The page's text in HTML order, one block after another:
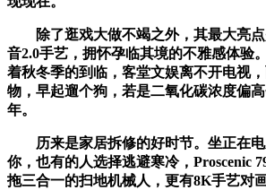
除了逛戏大做不竭之外，其最大亮点
音2.0手艺，拥怀孕临其境的不雅感体验
着秋冬季的到临，客堂文娱离不开电视
物，早起遛个狗，若是二氧化碳浓度偏
年。
历来是家居拆修的好时节。坐正在电
你，也有的人选择逃避寒冷，Proscenic
拖三合一的扫地机械人，更有8K手艺对